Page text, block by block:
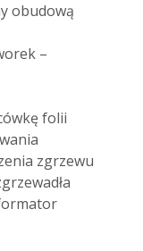
obudową
–
folii
zgrzewu